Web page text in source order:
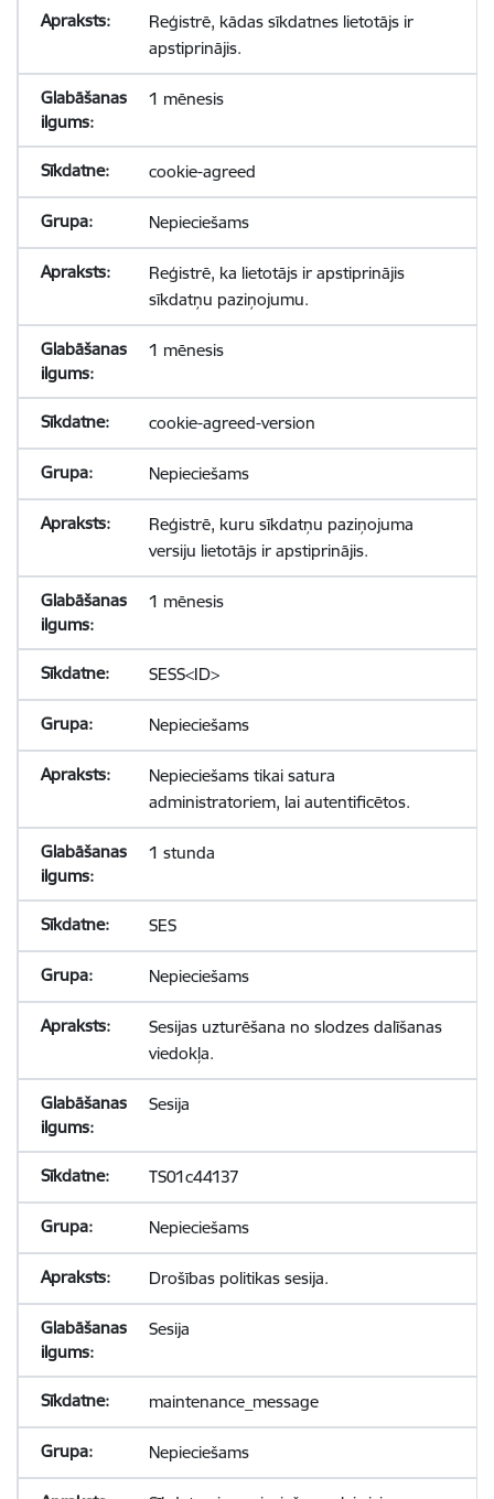
Reģistrē, kādas sīkdatnes lietotājs ir
apstiprinājis.
1 mēnesis
cookie-agreed
Nepieciešams
Reģistrē, ka lietotājs ir apstiprinājis
sīkdatņu paziņojumu.
1 mēnesis
cookie-agreed-version
Nepieciešams
Reģistrē, kuru sīkdatņu paziņojuma
versiju lietotājs ir apstiprinājis.
1 mēnesis
SESS<ID>
Nepieciešams
Nepieciešams tikai satura
administratoriem, lai autentificētos.
1 stunda
SES
Nepieciešams
Sesijas uzturēšana no slodzes dalīšanas
viedokļa.
Sesija
TS01c44137
Nepieciešams
Drošības politikas sesija.
Sesija
maintenance_message
Nepieciešams